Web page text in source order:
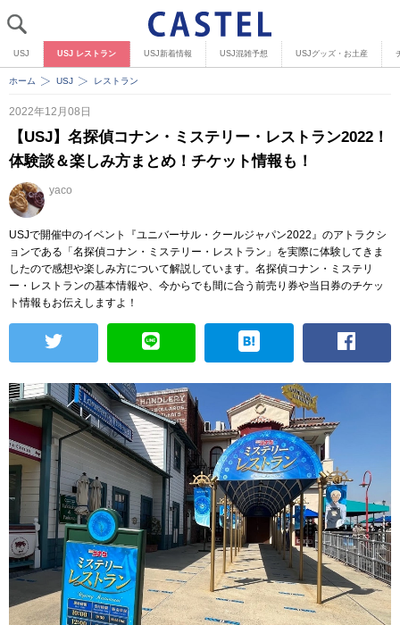
USJ USJ レストラン USJ新着情報 USJ混雑予想 USJグッズ・お土産
ホーム USJ レストラン
2022年12月08日
【USJ】名探偵コナン・ミステリー・レストラン2022！
体験談＆楽しみ方まとめ！チケット情報も！
yaco
USJで開催中のイベント『ユニバーサル・クールジャパン2022』のアトラクシ
ョンである「名探偵コナン・ミステリー・レストラン」を実際に体験してきま
したので感想や楽しみ方について解説しています。名探偵コナン・ミステリ
ー・レストランの基本情報や、今からでも間に合う前売り券や当日券のチケッ
ト情報もお伝えしますよ！